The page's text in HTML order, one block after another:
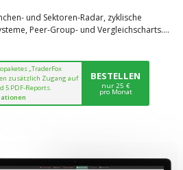
und Sektoren-Radar, zyklische
Peer-Group- und Vergleichscharts....
„TraderFox
zusätzlich Zugang auf
5 PDF-Reports.
BESTELLEN
nur 25 €
pro Monat